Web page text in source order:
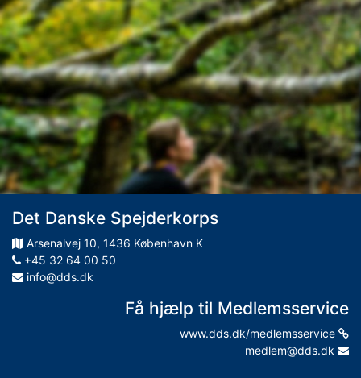
Det Danske Spejderkorps
Arsenalvej 10, 1436 København K
+45 32 64 00 50
info@dds.dk
Få hjælp til Medlemsservice
www.dds.dk/medlemsservice
medlem@dds.dk